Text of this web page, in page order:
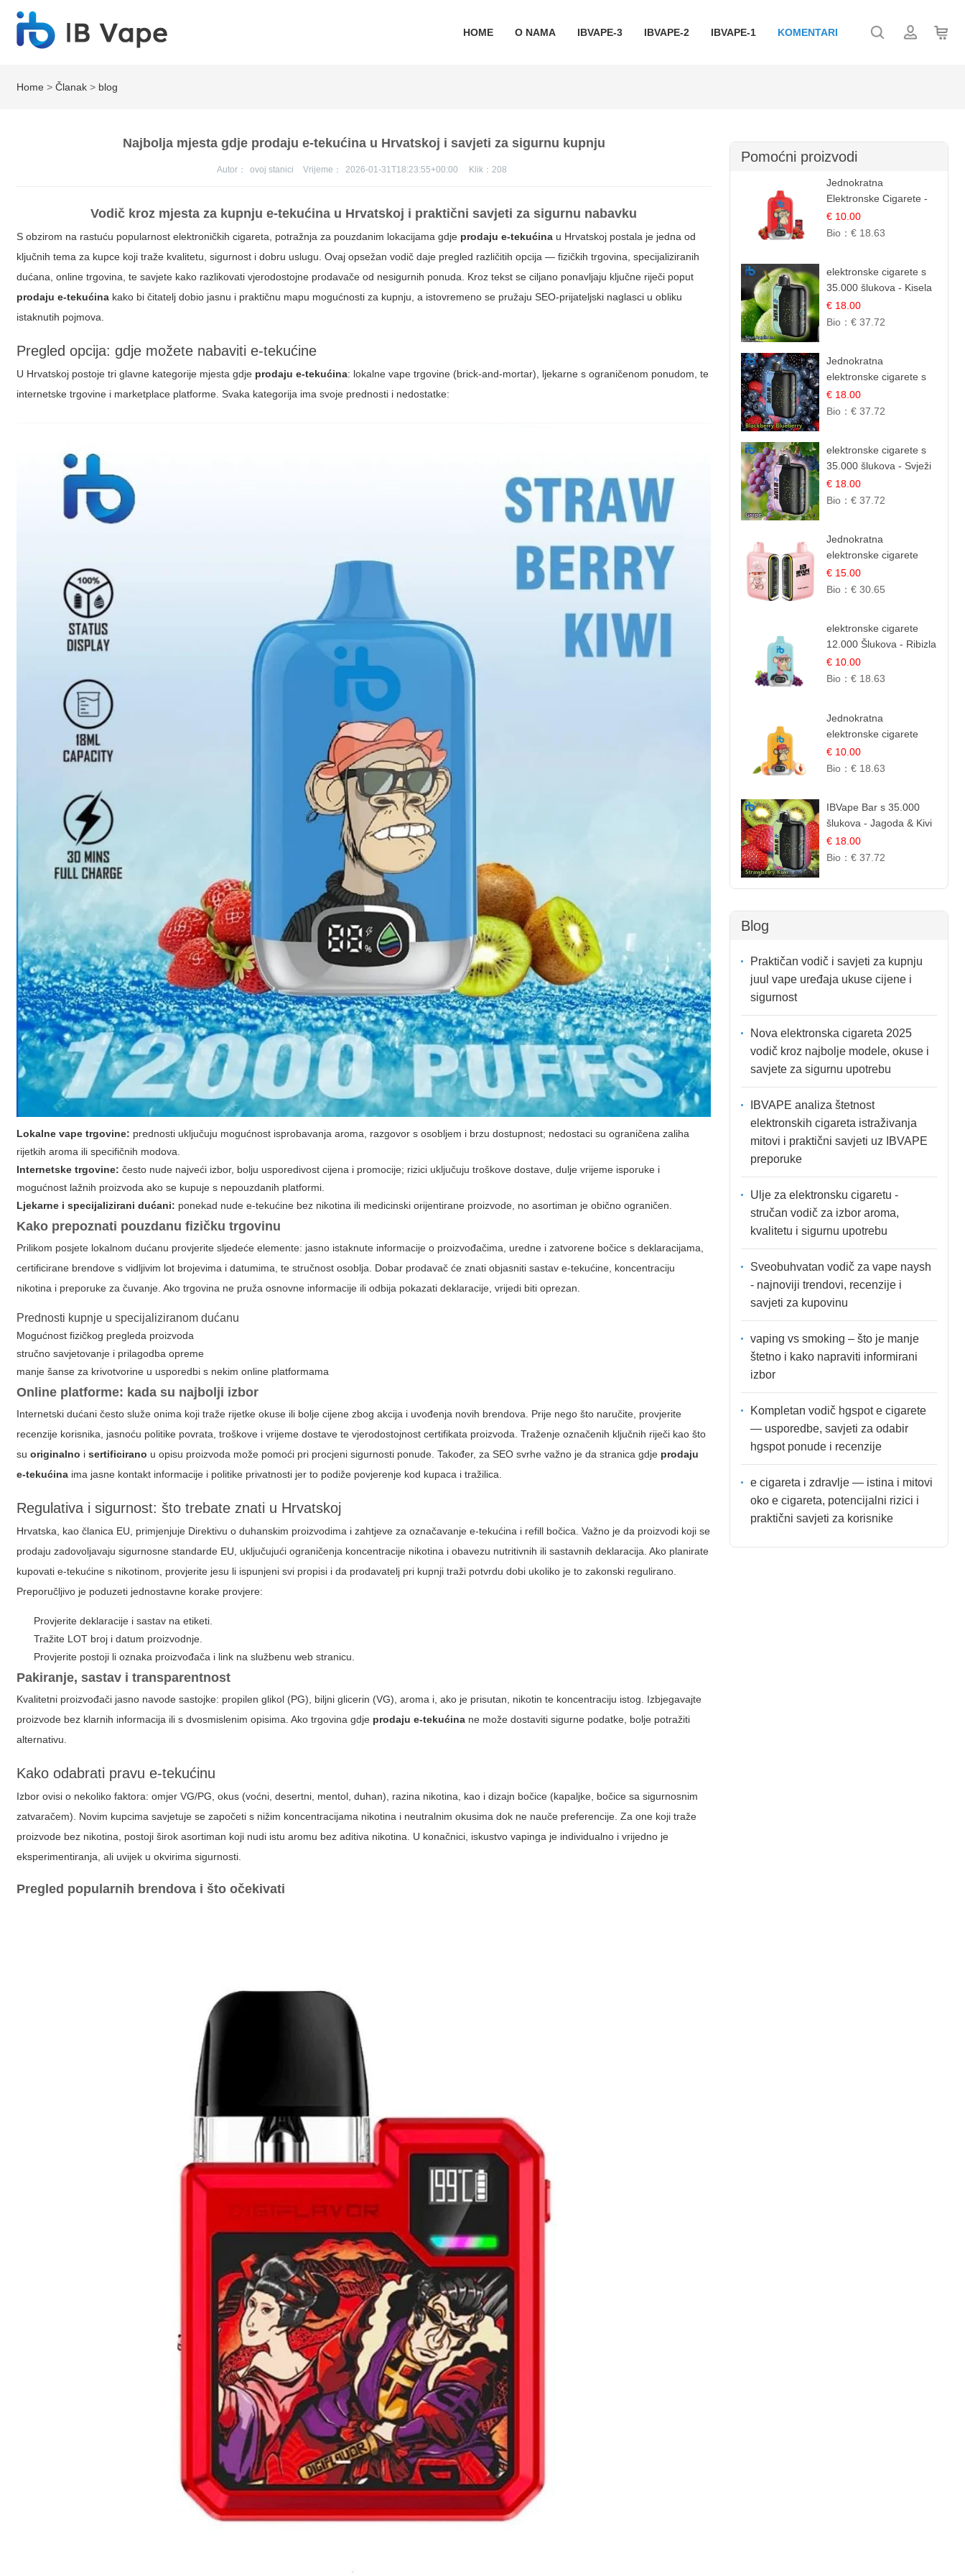
HOME O NAMA IBVAPE-3 IBVAPE-2 IBVAPE-1 KOMENTARI
Home >Članak > blog
Najbolja mjesta gdje prodaju e-tekućina u Hrvatskoj i savjeti za sigurnu kupnju
Autor： ovoj stanici Vrijeme： 2026-01-31T18:23:55+00:00 Klik：208
Vodič kroz mjesta za kupnju e-tekućina u Hrvatskoj i praktični savjeti za sigurnu nabavku
S obzirom na rastuću popularnost elektroničkih cigareta, potražnja za pouzdanim lokacijama gdje prodaju e-tekućina u Hrvatskoj postala je jedna od
ključnih tema za kupce koji traže kvalitetu, sigurnost i dobru uslugu. Ovaj opsežan vodič daje pregled različitih opcija — fizičkih trgovina, specijaliziranih
dućana, online trgovina, te savjete kako razlikovati vjerodostojne prodavače od nesigurnih ponuda. Kroz tekst se ciljano ponavljaju ključne riječi poput
prodaju e-tekućina kako bi čitatelj dobio jasnu i praktičnu mapu mogućnosti za kupnju, a istovremeno se pružaju SEO-prijateljski naglasci u obliku
istaknutih pojmova
Pregled opcija: gdje možete nabaviti e-tekućine
U Hrvatskoj postoje tri glavne kategorije mjesta gdje prodaju e-tekućina: lokalne vape trgovine (brick-and-mortar), ljekarne s ograničenom ponudom, te
internetske trgovine i marketplace platforme. Svaka kategorija ima svoje prednosti i nedostatke:
Lokalne vape trgovine: prednosti uključuju mogućnost isprobavanja aroma, razgovor s osobljem i brzu dostupnost; nedostaci su ograničena zaliha
rijetkih aroma ili specifičnih modova.
Internetske trgovine: često nude najveći izbor, bolju usporedivost cijena i promocije; rizici uključuju troškove dostave, dulje vrijeme isporuke i
mogućnost lažnih proizvoda ako se kupuje s nepouzdanih platformi.
Ljekarne i specijalizirani dućani: ponekad nude e-tekućine bez nikotina ili medicinski orijentirane proizvode, no asortiman je obično ograničen.
Kako prepoznati pouzdanu fizičku trgovinu
Prilikom posjete lokalnom dućanu provjerite sljedeće elemente: jasno istaknute informacije o proizvođačima, uredne i zatvorene bočice s deklaracijama,
certificirane brendove s vidljivim lot brojevima i datumima, te stručnost osoblja. Dobar prodavač će znati objasniti sastav e-tekućine, koncentraciju
nikotina i preporuke za čuvanje. Ako trgovina ne pruža osnovne informacije ili odbija pokazati deklaracije, vrijedi biti oprezan.
Prednosti kupnje u specijaliziranom dućanu
Mogućnost fizičkog pregleda proizvoda
stručno savjetovanje i prilagodba opreme
manje šanse za krivotvorine u usporedbi s nekim online platformama
Online platforme: kada su najbolji izbor
Internetski dućani često služe onima koji traže rijetke okuse ili bolje cijene zbog akcija i uvođenja novih brendova. Prije nego što naručite, provjerite
recenzije korisnika, jasnoću politike povrata, troškove i vrijeme dostave te vjerodostojnost certifikata proizvoda. Traženje označenih ključnih riječi kao što
suoriginalno isertificirano u opisu proizvoda može pomoći pri procjeni sigurnosti ponude. Također, za SEO svrhe važno je da stranica gdje prodaju
e-tekućina ima jasne kontakt informacije i politike privatnosti jer to podiže povjerenje kod kupaca i tražilica.
Regulativa i sigurnost: što trebate znati u Hrvatskoj
Hrvatska, kao članica EU, primjenjuje Direktivu o duhanskim proizvodima i zahtjeve za označavanje e-tekućina i refill bočica. Važno je da proizvodi koji se
prodaju zadovoljavaju sigurnosne standarde EU, uključujući ograničenja koncentracije nikotina i obavezu nutritivnih ili sastavnih deklaracija. Ako planirate
kupovati e-tekućine s nikotinom, provjerite jesu li ispunjeni svi propisi i da prodavatelj pri kupnji traži potvrdu dobi ukoliko je to zakonski regulirano.
Preporučljivo je poduzeti jednostavne korake provjere:
Provjerite deklaracije i sastav na etiketi.
Tražite LOT broj i datum proizvodnje.
Provjerite postoji li oznaka proizvođača i link na službenu web stranicu.
Pakiranje, sastav i transparentnost
Kvalitetni proizvođači jasno navode sastojke: propilen glikol (PG), biljni glicerin (VG), aroma i, ako je prisutan, nikotin te koncentraciju istog. Izbjegavajte
proizvode bez klarnih informacija ili s dvosmislenim opisima. Ako trgovina gdje prodaju e-tekućina ne može dostaviti sigurne podatke, bolje potražiti
alternativu.
Kako odabrati pravu e-tekućinu
Izbor ovisi o nekoliko faktora: omjer VG/PG, okus (voćni, desertni, mentol, duhan), razina nikotina, kao i dizajn bočice (kapaljke, bočice sa sigurnosnim
zatvaračem). Novim kupcima savjetuje se započeti s nižim koncentracijama nikotina i neutralnim okusima dok ne nauče preferencije. Za one koji traže
proizvode bez nikotina, postoji širok asortiman koji nudi istu aromu bez aditiva nikotina. U konačnici, iskustvo vapinga je individualno i vrijedno je
eksperimentiranja, ali uvijek u okvirima sigurnosti.
Pregled popularnih brendova i što očekivati
Pomoćni proizvodi
Jednokratna
Elektronske Cigarete -
Red Bull i Jagoda |
IBVape
€ 10.00
Bio： € 18.63
elektronske cigarete s
35.000 šlukova - Kisela
Jabuka Led |
Osježavajući Kiselo-
€ 18.00
Bio： € 37.72
Jednokratna
elektronske cigarete s
35.000 šlukova - Kupina
& Borovnica | Intenzivna
€ 18.00
Bio： € 37.72
elektronske cigarete s
35.000 šlukova - Svježi
Groždje | Osježavajuća
Voćna Aroma
€ 18.00
Bio： € 37.72
Jednokratna
elektronske cigarete
25.000 Puffova -
Ružičasti Limun |
€ 15.00
Bio： € 30.65
elektronske cigarete
12.000 Šlukova - Ribizla
i Grožđe | Elegantna
Voćna Kombinacija
€ 10.00
Bio： € 18.63
Jednokratna
elektronske cigarete
12.000 Puffova -
Breskva i Voćni Sok |
€ 10.00
Bio： € 18.63
IBVape Bar s 35.000
šlukova - Jagoda & Kivi
| Osježavajuća Voćna
Mješavina
€ 18.00
Bio： € 37.72
Blog
Praktičan vodič i savjeti za kupnju
juul vape uređaja ukuse cijene i
sigurnost
Nova elektronska cigareta 2025
vodič kroz najbolje modele, okuse i
savjete za sigurnu upotrebu
IBVAPE analiza štetnost
elektronskih cigareta istraživanja
mitovi i praktični savjeti uz IBVAPE
preporuke
Ulje za elektronsku cigaretu -
stručan vodič za izbor aroma,
kvalitetu i sigurnu upotrebu
Sveobuhvatan vodič za vape naysh
- najnoviji trendovi, recenzije i
savjeti za kupovinu
vaping vs smoking – što je manje
štetno i kako napraviti informirani
izbor
Kompletan vodič hgspot e cigarete
— usporedbe, savjeti za odabir
hgspot ponude i recenzije
e cigareta i zdravlje — istina i mitovi
oko e cigareta, potencijalni rizici i
praktični savjeti za korisnike